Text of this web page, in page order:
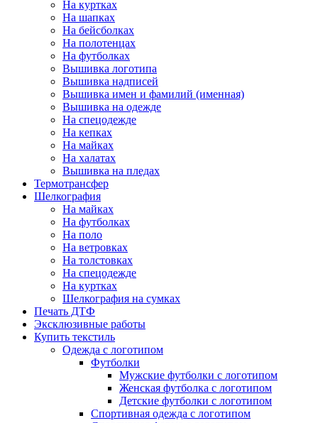
На куртках
На шапках
На бейсболках
На полотенцах
На футболках
Вышивка логотипа
Вышивка надписей
Вышивка имен и фамилий (именная)
Вышивка на одежде
На спецодежде
На кепках
На майках
На халатах
Вышивка на пледах
Термотрансфер
Шелкография
На майках
На футболках
На поло
На ветровках
На толстовках
На спецодежде
На куртках
Шелкография на сумках
Печать ДТФ
Эксклюзивные работы
Купить текстиль
Одежда с логотипом
Футболки
Мужские футболки с логотипом
Женская футболка с логотипом
Детские футболки с логотипом
Спортивная одежда с логотипом